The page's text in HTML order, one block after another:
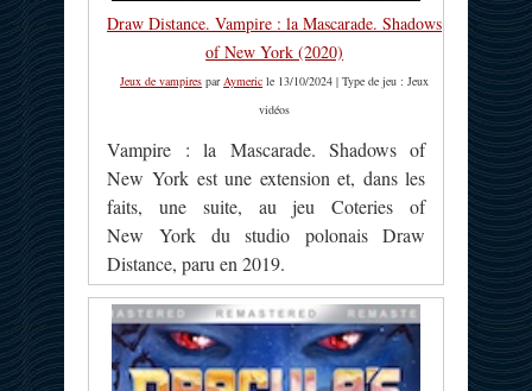
Draw Distance. Vampire : la Mascarade. Shadows
of New York (2020)
Jeux de vampires parAymeric le 13/10/2024 | Type de jeu : Jeux
vidéos
Vampire : la Mascarade. Shadows of
New York est une extension et, dans les
faits, une suite, au jeu Coteries of
New York du studio polonais Draw
Distance, paru en 2019.